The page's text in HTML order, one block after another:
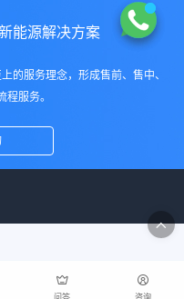
能源解决方案
的服务理念，形成售前、售中、
程服务。
问答 咨询